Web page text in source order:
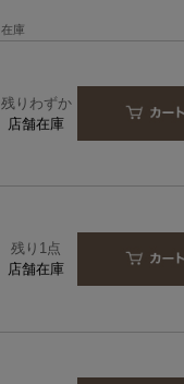
在庫
残りわずか
店舗在庫
残り1点
店舗在庫